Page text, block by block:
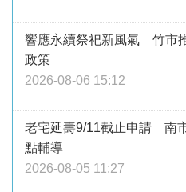
響應永續祭祀新風氣 竹市
政策
2026-08-06 15:12
老宅延壽9/11截止申請 南
點輔導
2026-08-05 11:27